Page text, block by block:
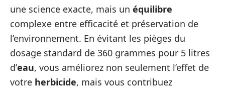
une science exacte, mais un équilibre
complexe entre efficacité et préservation de
l’environnement. En évitant les pièges du
dosage standard de 360 grammes pour 5 litres
d’eau, vous améliorez non seulement l’effet de
votre herbicide, mais vous contribuez